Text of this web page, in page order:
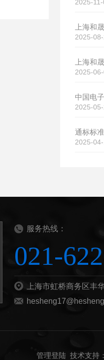
2025-
2025-
2025-
2025-
2025-
服务热线：
021-
管理登陆 技术支持